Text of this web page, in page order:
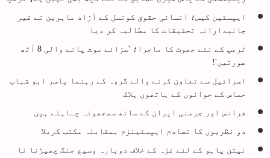
ایپسٹین کیس؛ انسانی حقوق کونسل کے آزاد ماہرین نے غیر
جانبدارانہ تحقیقات کا مطالبہ کر دیا
ٹرمپ کے نئے جھوٹ کا ماجرا؛ 'سزائے موت پانے والی 8 آٹھ
عورتیں'!
اسرائیل سے تعاون کرنے والے گروہ کے رہنما یاسر ابو شباب
حماس کے جوانوں کے ہاتھوں ہلاک
فرانس اور جرمنی ایران کے ساتھ سمجھوتہ چـاہتے ہیں
دو نظریوں کا تصادم ایپسٹینزم بمقابلہ مکتب کربلا
نیتن یاہو کے لئے غزہ کے خلاف دوبارہ وسیع جنگ چھیڑنا نا